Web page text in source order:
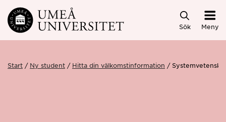
Hoppa direkt till innehållet
Sök Meny
Start Ny student Hitta din välkomstinformation